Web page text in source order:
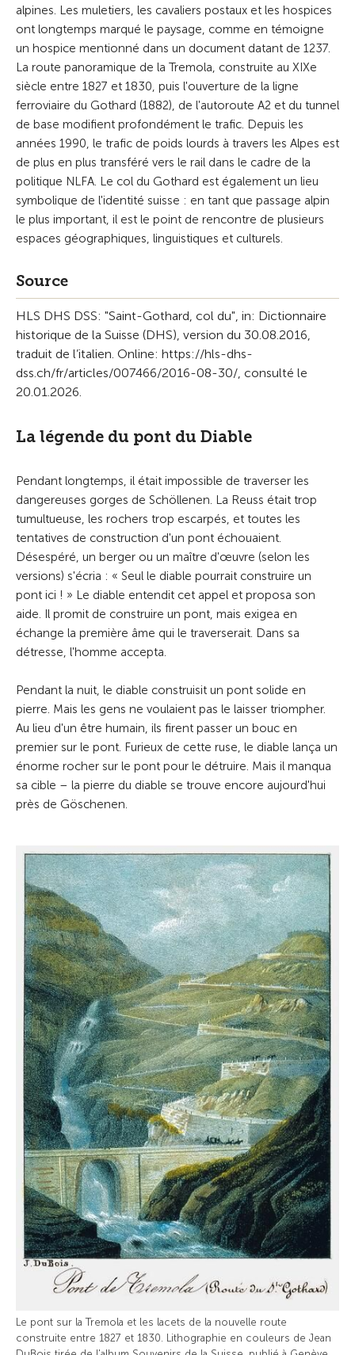
alpines. Les muletiers, les cavaliers postaux et les hospices
ont longtemps marqué le paysage, comme en témoigne
un hospice mentionné dans un document datant de 1237.
La route panoramique de la Tremola, construite au XIXe
siècle entre 1827 et 1830, puis l'ouverture de la ligne
ferroviaire du Gothard (1882), de l'autoroute A2 et du tunnel
de base modifient profondément le trafic. Depuis les
années 1990, le trafic de poids lourds à travers les Alpes est
de plus en plus transféré vers le rail dans le cadre de la
politique NLFA. Le col du Gothard est également un lieu
symbolique de l'identité suisse : en tant que passage alpin
le plus important, il est le point de rencontre de plusieurs
espaces géographiques, linguistiques et culturels.
Source
HLS DHS DSS: "Saint-Gothard, col du", in: Dictionnaire
historique de la Suisse (DHS), version du 30.08.2016,
traduit de l’italien. Online: https://hls-dhs-
dss.ch/fr/articles/007466/2016-08-30/, consulté le
20.01.2026.
La légende du pont du Diable
Pendant longtemps, il était impossible de traverser les
dangereuses gorges de Schöllenen. La Reuss était trop
tumultueuse, les rochers trop escarpés, et toutes les
tentatives de construction d'un pont échouaient.
Désespéré, un berger ou un maître d'œuvre (selon les
versions) s'écria : « Seul le diable pourrait construire un
pont ici ! » Le diable entendit cet appel et proposa son
aide. Il promit de construire un pont, mais exigea en
échange la première âme qui le traverserait. Dans sa
détresse, l'homme accepta.
Pendant la nuit, le diable construisit un pont solide en
pierre. Mais les gens ne voulaient pas le laisser triompher.
Au lieu d'un être humain, ils firent passer un bouc en
premier sur le pont. Furieux de cette ruse, le diable lança un
énorme rocher sur le pont pour le détruire. Mais il manqua
sa cible – la pierre du diable se trouve encore aujourd'hui
près de Göschenen.
Le pont sur la Tremola et les lacets de la nouvelle route
construite entre 1827 et 1830. Lithographie en couleurs de Jean